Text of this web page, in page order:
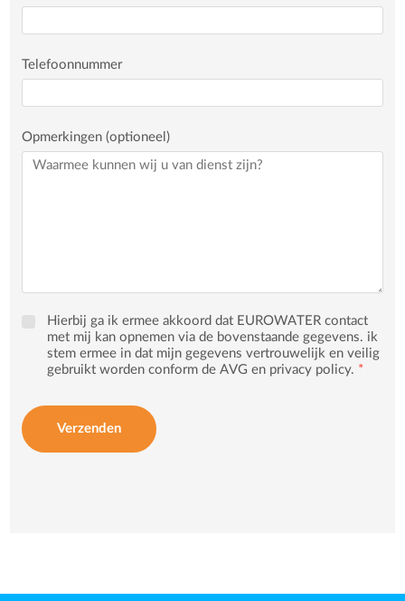
Telefoonnummer
Opmerkingen (optioneel)
Hierbij ga ik ermee akkoord dat EUROWATER contact
met mij kan opnemen via de bovenstaande gegevens. ik
stem ermee in dat mijn gegevens vertrouwelijk en veilig
gebruikt worden conform de AVG en privacy policy. *
Verzenden